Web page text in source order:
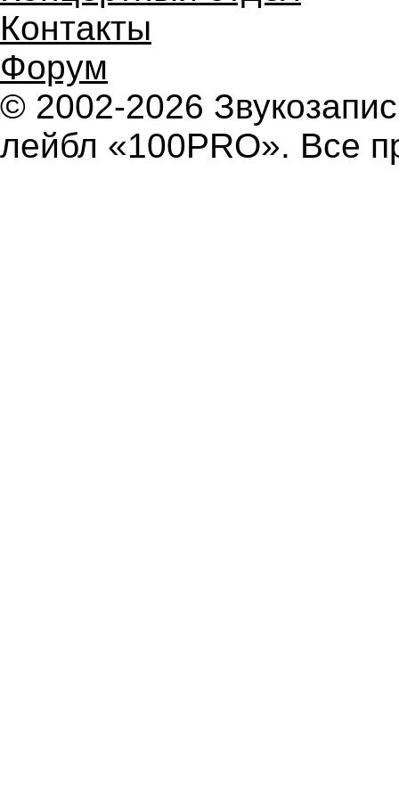
Контакты
Форум
© 2002-2026
лейбл «100PRO». Все